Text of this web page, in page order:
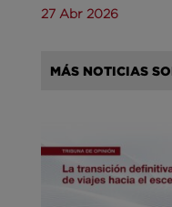
27 Abr 2026
MÁS NOTICIAS